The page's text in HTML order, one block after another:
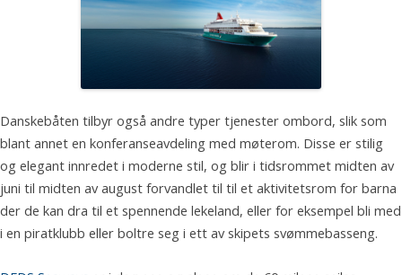
Danskebåten tilbyr også andre typer tjenester ombord, slik som
blant annet en konferanseavdeling med møterom. Disse er stilig
og elegant innredet i moderne stil, og blir i tidsrommet midten av
juni til midten av august forvandlet til til et aktivitetsrom for barna
der de kan dra til et spennende lekeland, eller for eksempel bli med
i en piratklubb eller boltre seg i ett av skipets svømmebasseng.